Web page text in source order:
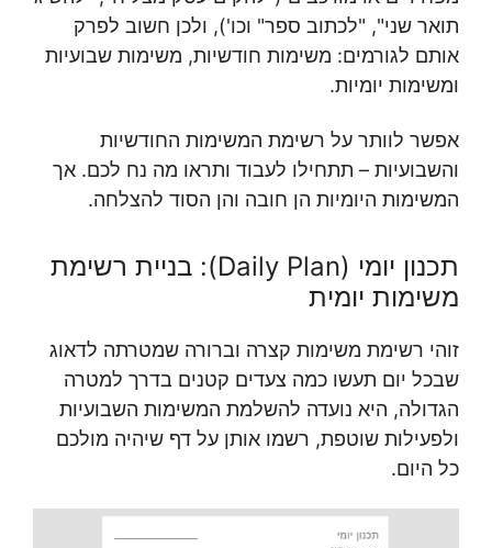
תואר שני", "לכתוב ספר" וכו'), ולכן חשוב לפרק
אותם לגורמים: משימות חודשיות, משימות שבועיות
ומשימות יומיות.
אפשר לוותר על רשימת המשימות החודשיות
והשבועיות – תתחילו לעבוד ותראו מה נח לכם. אך
המשימות היומיות הן חובה והן הסוד להצלחה.
תכנון יומי (Daily Plan): בניית רשימת
משימות יומית
זוהי רשימת משימות קצרה וברורה שמטרתה לדאוג
שבכל יום תעשו כמה צעדים קטנים בדרך למטרה
הגדולה, היא נועדה להשלמת המשימות השבועיות
ולפעילות שוטפת, רשמו אותן על דף שיהיה מולכם
כל היום.